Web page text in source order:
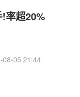
率超20%
08-05 21:44